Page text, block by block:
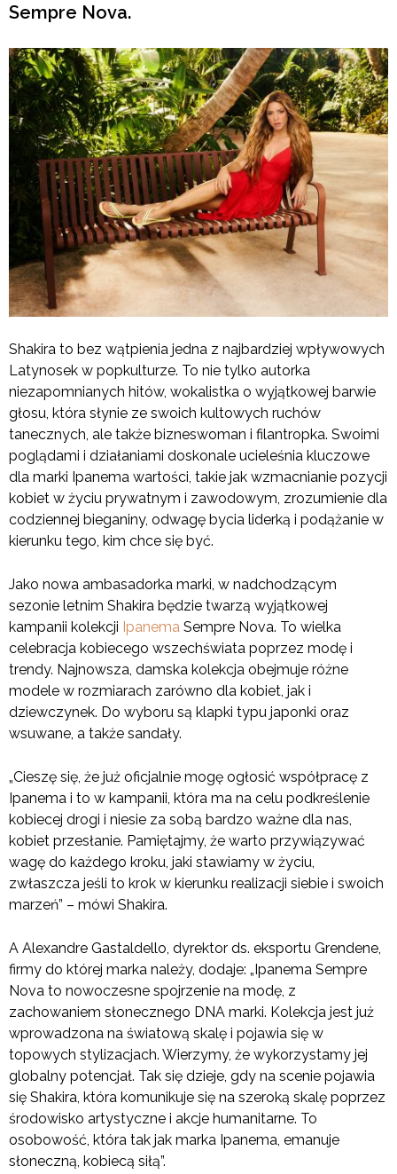
Sempre Nova.
Shakira to bez wątpienia jedna z najbardziej wpływowych
Latynosek w popkulturze. To nie tylko autorka
niezapomnianych hitów, wokalistka o wyjątkowej barwie
głosu, która słynie ze swoich kultowych ruchów
tanecznych, ale także bizneswoman i filantropka. Swoimi
poglądami i działaniami doskonale ucieleśnia kluczowe
dla marki Ipanema wartości, takie jak wzmacnianie pozycji
kobiet w życiu prywatnym i zawodowym, zrozumienie dla
codziennej bieganiny, odwagę bycia liderką i podążanie w
kierunku tego, kim chce się być.
Jako nowa ambasadorka marki, w nadchodzącym
sezonie letnim Shakira będzie twarzą wyjątkowej
kampanii kolekcji Ipanema Sempre Nova. To wielka
celebracja kobiecego wszechświata poprzez modę i
trendy. Najnowsza, damska kolekcja obejmuje różne
modele w rozmiarach zarówno dla kobiet, jak i
dziewczynek. Do wyboru są klapki typu japonki oraz
wsuwane, a także sandały.
„Cieszę się, że już oficjalnie mogę ogłosić współpracę z
Ipanema i to w kampanii, która ma na celu podkreślenie
kobiecej drogi i niesie za sobą bardzo ważne dla nas,
kobiet przesłanie. Pamiętajmy, że warto przywiązywać
wagę do każdego kroku, jaki stawiamy w życiu,
zwłaszcza jeśli to krok w kierunku realizacji siebie i swoich
marzeń” – mówi Shakira.
A Alexandre Gastaldello, dyrektor ds. eksportu Grendene,
firmy do której marka należy, dodaje: „Ipanema Sempre
Nova to nowoczesne spojrzenie na modę, z
zachowaniem słonecznego DNA marki. Kolekcja jest już
wprowadzona na światową skalę i pojawia się w
topowych stylizacjach. Wierzymy, że wykorzystamy jej
globalny potencjał. Tak się dzieje, gdy na scenie pojawia
się Shakira, która komunikuje się na szeroką skalę poprzez
środowisko artystyczne i akcje humanitarne. To
osobowość, która tak jak marka Ipanema, emanuje
słoneczną, kobiecą siłą”.